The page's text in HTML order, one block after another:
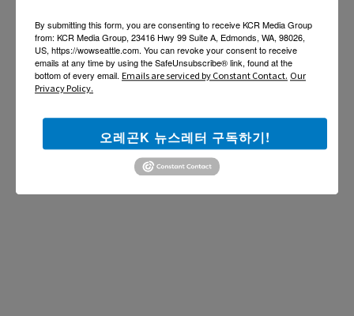
By submitting this form, you are consenting to receive KCR Media Group
from: KCR Media Group, 23416 Hwy 99 Suite A, Edmonds, WA, 98026,
US, https://wowseattle.com. You can revoke your consent to receive
emails at any time by using the SafeUnsubscribe® link, found at the
bottom of every email. Emails are serviced by Constant Contact. Our
Privacy Policy.
오레곤K 뉴스레터 구독하기!